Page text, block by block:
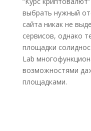
выбрать нужный
сайта никак не
сервисов, однако
площадки
Lab
возможностями
площадками.